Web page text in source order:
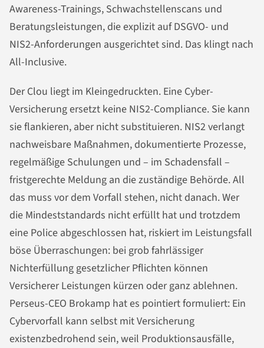
Awareness-Trainings, Schwachstellenscans und
Beratungsleistungen, die explizit auf DSGVO- und
NIS2-Anforderungen ausgerichtet sind. Das klingt nach
All-Inclusive.
Der Clou liegt im Kleingedruckten. Eine Cyber-
Versicherung ersetzt keine NIS2-Compliance. Sie kann
sie flankieren, aber nicht substituieren. NIS2 verlangt
nachweisbare Maßnahmen, dokumentierte Prozesse,
regelmäßige Schulungen und – im Schadensfall –
fristgerechte Meldung an die zuständige Behörde. All
das muss vor dem Vorfall stehen, nicht danach. Wer
die Mindeststandards nicht erfüllt hat und trotzdem
eine Police abgeschlossen hat, riskiert im Leistungsfall
böse Überraschungen: bei grob fahrlässiger
Nichterfüllung gesetzlicher Pflichten können
Versicherer Leistungen kürzen oder ganz ablehnen.
Perseus-CEO Brokamp hat es pointiert formuliert: Ein
Cybervorfall kann selbst mit Versicherung
existenzbedrohend sein, weil Produktionsausfälle,